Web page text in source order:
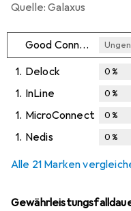
Quelle: Galaxus
Good Connections
1. Delock 0%
1. InLine 0%
1. MicroConnect 0%
1. Nedis 0%
Alle 21 Marken